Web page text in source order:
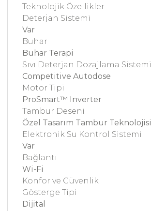
Teknolojik Özellikler
Deterjan Sistemi
Var
Buhar
Buhar Terapi
Sıvı Deterjan Dozajlama Sistemi
Competitive Autodose
Motor Tipi
ProSmart™ Inverter
Tambur Deseni
Özel Tasarım Tambur Teknolojisi
Elektronik Su Kontrol Sistemi
Var
Bağlantı
Wi-Fi
Konfor ve Güvenlik
Gösterge Tipi
Dijital